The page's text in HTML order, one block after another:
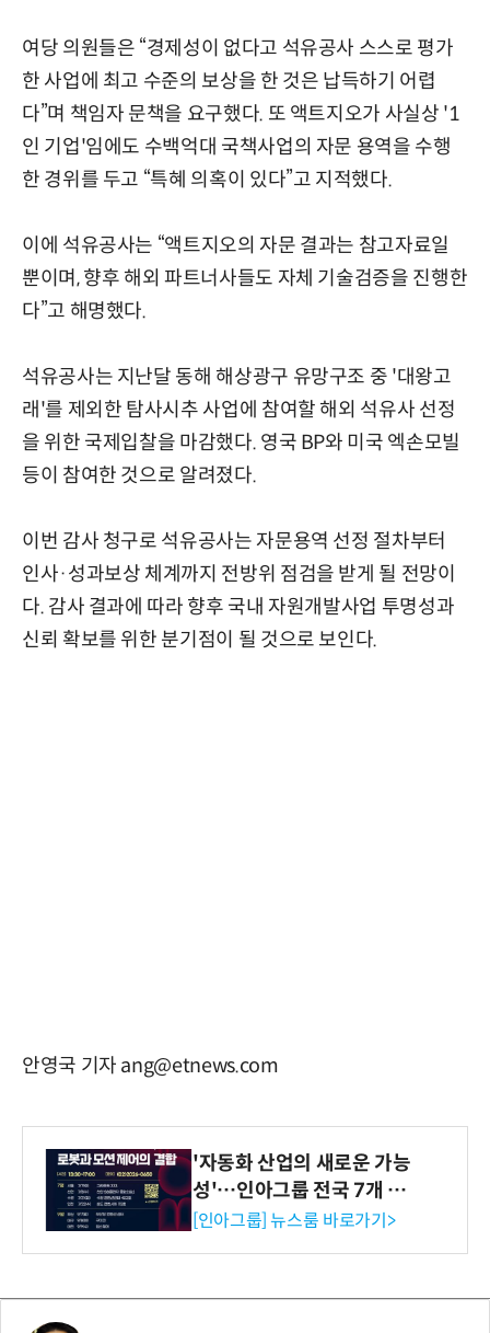
여당 의원들은 “경제성이 없다고 석유공사 스스로 평가
한 사업에 최고 수준의 보상을 한 것은 납득하기 어렵
다”며 책임자 문책을 요구했다. 또 액트지오가 사실상 '1
인 기업'임에도 수백억대 국책사업의 자문 용역을 수행
한 경위를 두고 “특혜 의혹이 있다”고 지적했다.
이에 석유공사는 “액트지오의 자문 결과는 참고자료일
뿐이며, 향후 해외 파트너사들도 자체 기술검증을 진행한
다”고 해명했다.
석유공사는 지난달 동해 해상광구 유망구조 중 '대왕고
래'를 제외한 탐사시추 사업에 참여할 해외 석유사 선정
을 위한 국제입찰을 마감했다. 영국 BP와 미국 엑손모빌
등이 참여한 것으로 알려졌다.
이번 감사 청구로 석유공사는 자문용역 선정 절차부터
인사·성과보상 체계까지 전방위 점검을 받게 될 전망이
다. 감사 결과에 따라 향후 국내 자원개발사업 투명성과
신뢰 확보를 위한 분기점이 될 것으로 보인다.
안영국 기자 ang@etnews.com
'자동화 산업의 새로운 가능
성'…인아그룹 전국 7개 도
시 세미나 페어 개최
[인아그룹] 뉴스룸 바로가기>